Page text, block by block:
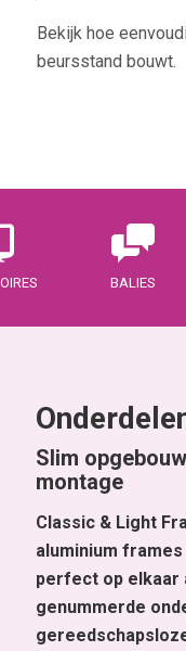
Bekijk hoe
beursstand bouwt.
BALIES
Slim
montage
Classic & Light
aluminium
perfect op elkaar
genummerde